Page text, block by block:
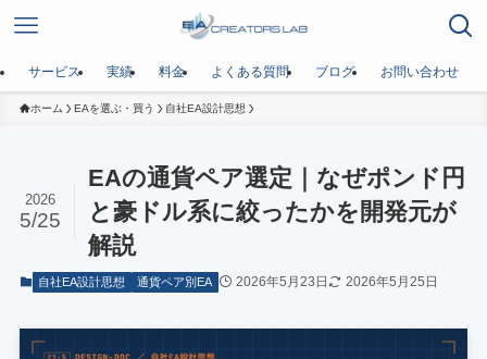
サービス 実績 料金 よくある質問 ブログ お問い合わせ
ホーム EAを選ぶ・買う 自社EA設計思想
EAの通貨ペア選定｜なぜポンド円
と豪ドル系に絞ったかを開発元が
解説
2026
5/25
自社EA設計思想 通貨ペア別EA 2026年5月23日 2026年5月25日